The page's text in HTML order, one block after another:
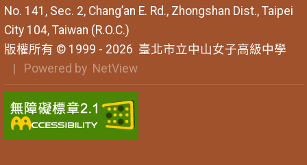
No. 141, Sec. 2, Chang’an E. Rd., Zhongshan Dist., Taipei
City 104, Taiwan (R.O.C.)
版權所有 © 1999 - 2026 臺北市立中山女子高級中學
| Powered by NetView